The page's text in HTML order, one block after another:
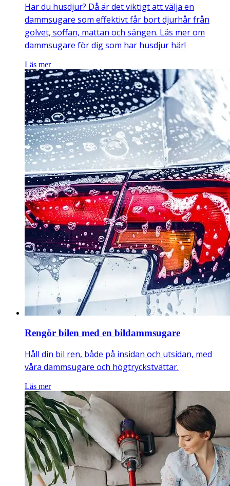
Har du husdjur? Då är det viktigt att välja en
dammsugare som effektivt får bort djurhår från
golvet, soffan, mattan och sängen. Läs mer om
dammsugare för dig som har husdjur här!
Läs mer
Rengör bilen med en bildammsugare
Håll din bil ren, både på insidan och utsidan, med
våra dammsugare och högtryckstvättar.
Läs mer